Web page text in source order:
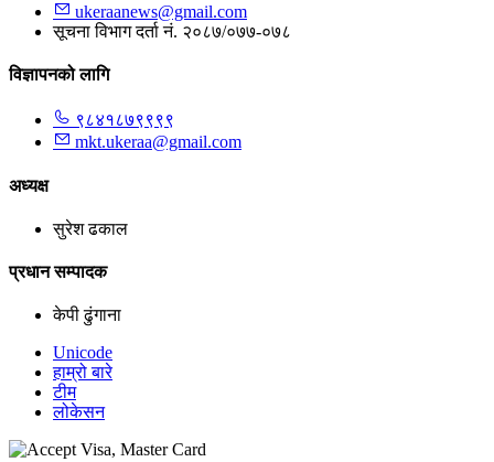
ukeraanews@gmail.com
सूचना विभाग दर्ता नं. २०८७/०७७-०७८
विज्ञापनको लागि
९८४१८७९९९९
mkt.ukeraa@gmail.com
अध्यक्ष
सुरेश ढकाल
प्रधान सम्पादक
केपी ढुंगाना
Unicode
हाम्रो बारे
टीम
लोकेसन